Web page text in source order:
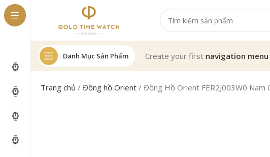
Danh Mục Sản Phẩm Create your first navigation menu
Trang chủ /Đồng hồ Orient /Đồng Hồ Orient FER2J003W0 Nam